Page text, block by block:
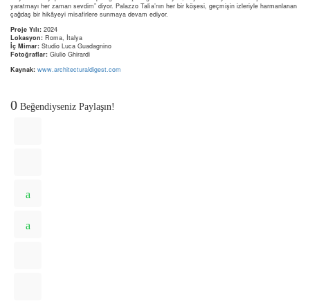
yaratmayı her zaman sevdim” diyor. Palazzo Talìa’nın her bir köşesi, geçmişin izleriyle harmanlanan
çağdaş bir hikâyeyi misafirlere sunmaya devam ediyor.
Proje Yılı: 2024
Lokasyon: Roma, İtalya
İç Mimar: Studio Luca Guadagnino
Fotoğraflar: Giulio Ghirardi
Kaynak: www.architecturaldigest.com
0 Beğendiyseniz Paylaşın!